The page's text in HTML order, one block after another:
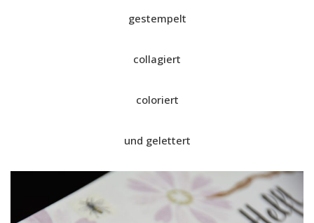
gestempelt
collagiert
coloriert
und gelettert